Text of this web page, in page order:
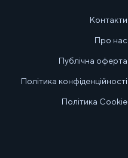
Контакти
Про нас
Публічна оферта
Політика конфіденційності
Політика Cookie